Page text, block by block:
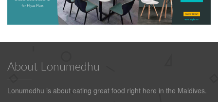
About Lonumedhu
Lonumedhu is about eating great food right here in the Maldives.